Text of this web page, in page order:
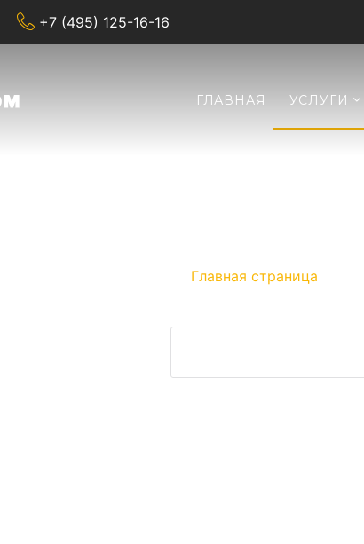
+7 (495) 125-16-16
ГЛАВНАЯ УСЛУГИ
Главная страница